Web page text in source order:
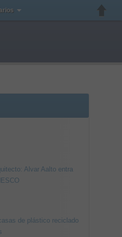
Alvar Aalto entra
de plástico reciclado